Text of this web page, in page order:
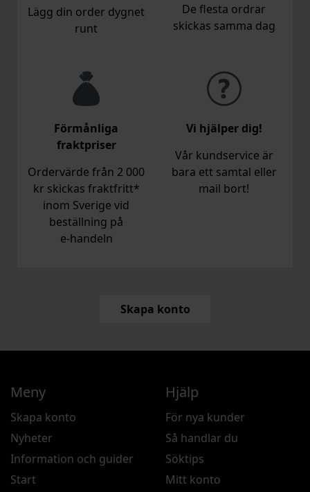
Lägg din order dygnet
runt
De flesta ordrar
skickas samma dag
Förmånliga
fraktpriser
Ordervärde från 2 000
kr skickas fraktfritt*
inom Sverige vid
beställning på
e‑handeln
Vi hjälper dig!
Vår kundservice är
bara ett samtal eller
mail bort!
Skapa konto
Meny
Skapa konto
Nyheter
Information och guider
Start
Hjälp
För nya kunder
Så handlar du
Söktips
Mitt konto